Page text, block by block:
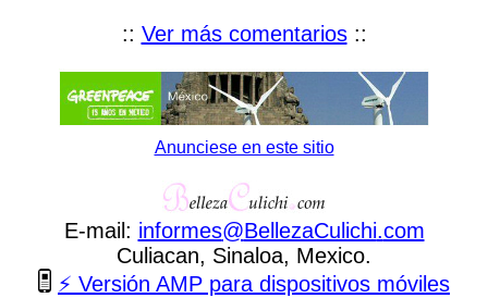
:: Ver más comentarios::
Anunciese en este sitio
E-mail: informes@BellezaCulichi.com
Culiacan, Sinaloa, Mexico.
⚡ Versión AMP para dispositivos móviles